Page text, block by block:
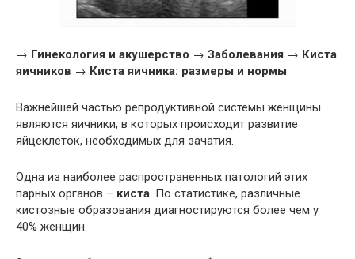
→ Гинекология и акушерство → Заболевания → Киста
яичников → Киста яичника: размеры и нормы
Важнейшей частью репродуктивной системы женщины
являются яичники, в которых происходит развитие
яйцеклеток, необходимых для зачатия.
Одна из наиболее распространенных патологий этих
парных органов – киста. По статистике, различные
кистозные образования диагностируются более чем у
40% женщин.